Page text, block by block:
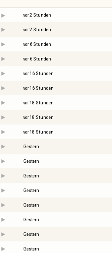
vor 2 Stunden
vor 2 Stunden
vor 6 Stunden
vor 6 Stunden
vor 16 Stunden
vor 16 Stunden
vor 18 Stunden
vor 18 Stunden
vor 18 Stunden
Gestern
Gestern
Gestern
Gestern
Gestern
Gestern
Gestern
Gestern